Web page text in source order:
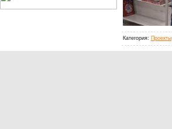
Категория: Проекты